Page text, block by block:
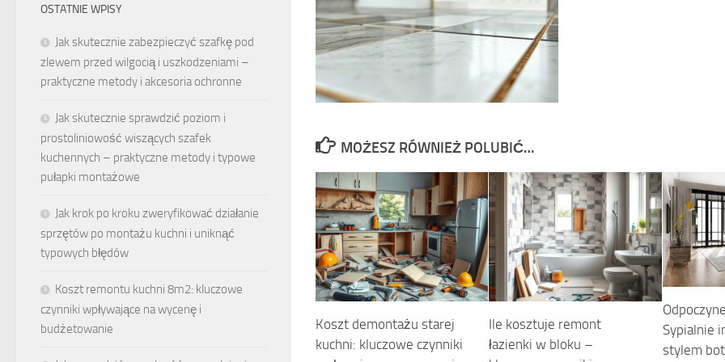
MOŻESZ RÓWNIEŻ POLUBIĆ…
Koszt demontażu starej
kuchni: kluczowe czynniki
Ile kosztuje remont
łazienki w bloku –
Sypialnie
stylem
OSTATNIE WPISY
Jak skutecznie zabezpieczyć szafkę pod
zlewem przed wilgocią i uszkodzeniami –
praktyczne metody i akcesoria ochronne
Jak skutecznie sprawdzić poziom i
prostoliniowość wiszących szafek
kuchennych – praktyczne metody i typowe
pułapki montażowe
Jak krok po kroku zweryfikować działanie
sprzętów po montażu kuchni i uniknąć
typowych błędów
Koszt remontu kuchni 8m2: kluczowe
czynniki wpływające na wycenę i
budżetowanie